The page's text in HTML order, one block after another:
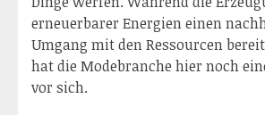
erneuerbarer Energien einen
Umgang mit den Ressourcen
hat die Modebranche hier noch
vor sich.